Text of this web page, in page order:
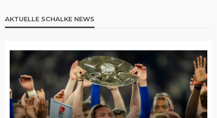
AKTUELLE SCHALKE NEWS